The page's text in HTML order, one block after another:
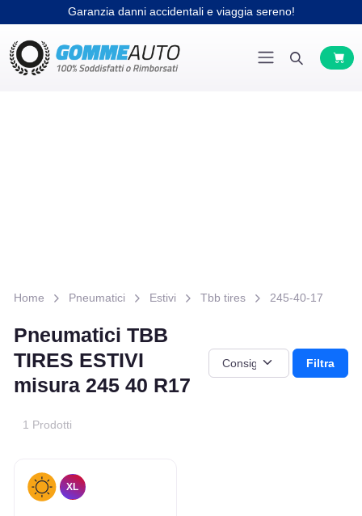
Garanzia danni accidentali e viaggia sereno!
Home Pneumatici Estivi Tbb tires 245-40-17
Pneumatici TBB
TIRES ESTIVI
misura 245 40 R17
Filtra
1 Prodotti
XL